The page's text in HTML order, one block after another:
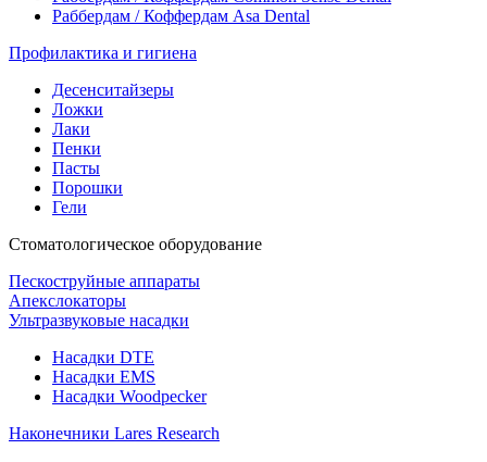
Раббердам / Коффердам Asa Dental
Профилактика и гигиена
Десенситайзеры
Ложки
Лаки
Пенки
Пасты
Порошки
Гели
Стоматологическое оборудование
Пескоструйные аппараты
Апекслокаторы
Ультразвуковые насадки
Насадки DTE
Насадки EMS
Насадки Woodpecker
Наконечники Lares Research